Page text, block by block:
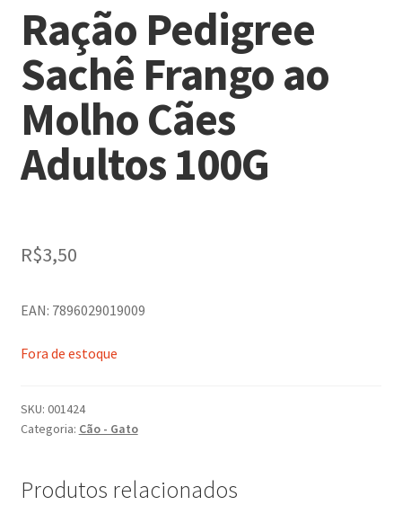
Ração Pedigree
Sachê Frango ao
Molho Cães
Adultos 100G
R$3,50
EAN: 7896029019009
Fora de estoque
SKU: 001424
Categoria: Cão - Gato
Produtos relacionados